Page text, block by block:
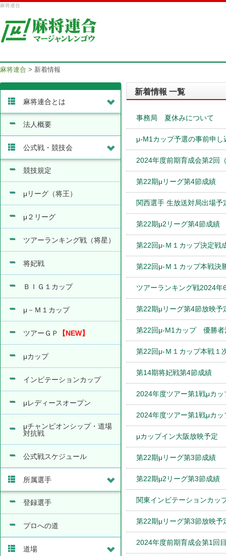
麻将連合
麻将連合 > 新着情報
新着情報 一覧
事務局 夏休みについて
μ-M1カップ予選の事前申
2024年度前期育成会第2回
第22期μリーグ第4節成績
関西選手 生放送対局出場予
第22期μ2リーグ第4節成績
第22回μ-Ｍ１カップ決定戦
第22回μ-Ｍ１カップ本戦決
ツアーランキング戦2024年
第22期μリーグ第4節放映予
第22回μ-M1カップ 優勝者
第22回μ-Ｍ１カップ本戦１
第14期将妃戦第4節成績
2024年度ツアー第1戦μカ
2024年度ツアー第1戦μカ
μカップイン大阪放映予定
第22期μリーグ第3節成績
第22期μ2リーグ第3節成績
関東インビテーションカ
第22期μリーグ第3節放映予
2024年度前期育成会第1回
麻将連合とは
法人概要
公式戦・競技会
競技規定
μリーグ（将王）
μ２リーグ
ツアーランキング戦（将星）
将妃戦
ＢＩＧ１カップ
μ－Ｍ１カップ
ツアーＧＰ 【NEW】
μカップ
インビテーションカップ
μレディースオープン
μチャンピオンシップ・道場
対抗戦
公式戦スケジュール
所属選手
登録選手
プロへの道
道場